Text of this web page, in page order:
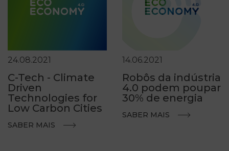
24.08.2021
C-Tech - Climate
Driven
Technologies for
Low Carbon Cities
SABER MAIS
14.06.2021
Robôs da indústria
4.0 podem poupar
30% de energia
SABER MAIS